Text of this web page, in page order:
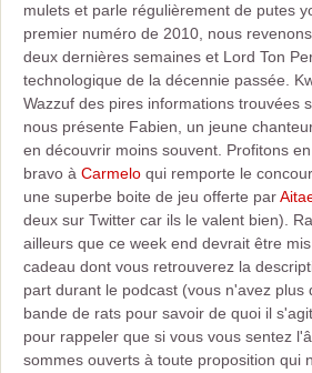
mulets et parle régulièrement de putes
premier numéro de 2010, nous
deux dernières semaines et Lord Ton
technologique de la décennie passée.
Wazzuf des pires informations trouvées
nous présente Fabien, un jeune
en découvrir moins souvent. Profitons
bravo à Carmelo qui remporte le
une superbe boite de jeu offerte par
deux sur Twitter car ils le valent bien).
ailleurs que ce week end devrait être
cadeau dont vous retrouverez la
part durant le podcast (vous n'avez plus
bande de rats pour savoir de quoi il
pour rappeler que si vous vous sentez
sommes ouverts à toute proposition qui